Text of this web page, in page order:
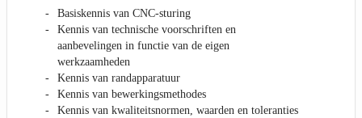
Basiskennis van CNC-sturing
Kennis van technische voorschriften en
aanbevelingen in functie van de eigen
werkzaamheden
Kennis van randapparatuur
Kennis van bewerkingsmethodes
Kennis van kwaliteitsnormen, waarden en toleranties